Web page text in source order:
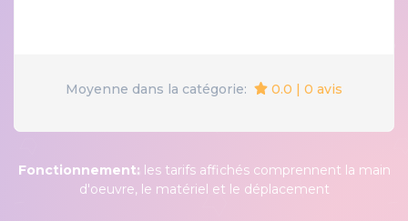
Moyenne dans la catégorie: 0.0 | 0 avis
Fonctionnement: les tarifs affichés comprennent la main
d'oeuvre, le matériel et le déplacement